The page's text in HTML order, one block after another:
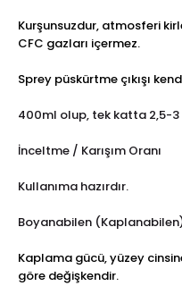
Kurşunsuzdur, atmosferi
CFC gazları içermez.
Sprey püskürtme çıkışı
400ml olup, tek katta 2,5-3
İnceltme / Karışım Oranı
Kullanıma hazırdır.
Boyanabilen
Kaplama gücü, yüzey
göre değişkendir.